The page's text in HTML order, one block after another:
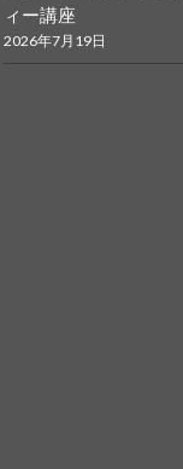
ィー講座
2026年7月19日